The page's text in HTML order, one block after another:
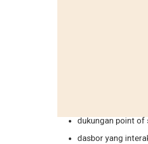
dukungan point of
dasbor yang